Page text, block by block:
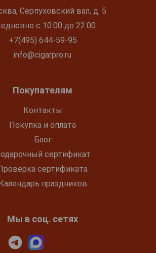
Серпуховский вал, д. 5
с 10:00 до 22:00
+7(495) 644-59-95
info@cigarpro.ru
Покупателям
Контакты
Покупка и оплата
Блог
сертификат
сертификата
праздников
Мы в соц. сетях